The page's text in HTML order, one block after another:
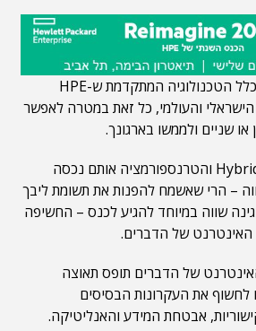
הישראלי והעולמי, כל זאת במטרה לאפשר
שניים ולממשו בארגונך.
בנוסף לעולמות ה-Hybrid IT והטרנספורמציה אותם נכסה
– הרי שאשמח להפנות את תשומת ליבך
שווה במיוחד להגיע לכנס – החשיפה
של הדברים.
של הדברים תופס תאוצה
לחשוף את העקרונות הבסיסים
אבטחת המידע והאנליטיקה.